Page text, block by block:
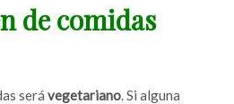
de comidas
será vegetariano. Si alguna